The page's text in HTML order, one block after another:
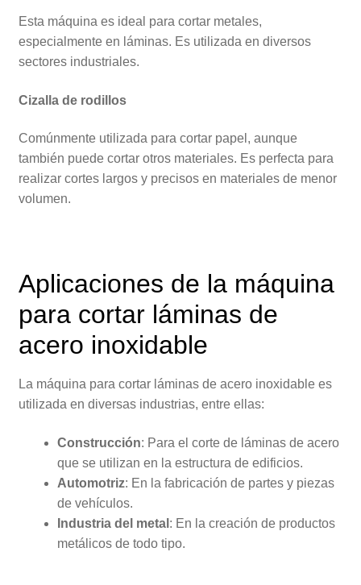
Esta máquina es ideal para cortar metales,
especialmente en láminas. Es utilizada en diversos
sectores industriales.
Cizalla de rodillos
Comúnmente utilizada para cortar papel, aunque
también puede cortar otros materiales. Es perfecta para
realizar cortes largos y precisos en materiales de menor
volumen.
Aplicaciones de la máquina
para cortar láminas de
acero inoxidable
La máquina para cortar láminas de acero inoxidable es
utilizada en diversas industrias, entre ellas:
Construcción: Para el corte de láminas de acero
que se utilizan en la estructura de edificios.
Automotriz: En la fabricación de partes y piezas
de vehículos.
Industria del metal : En la creación de productos
metálicos de todo tipo.